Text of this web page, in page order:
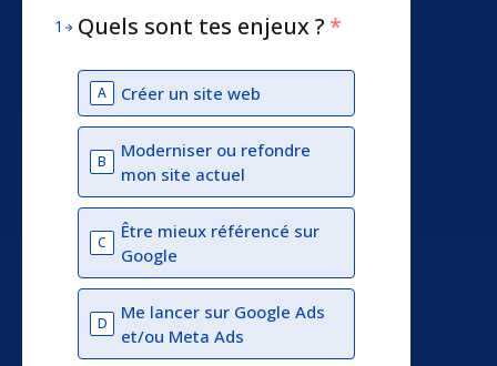
1 Quels sont tes enjeux ? *
A Créer un site web
B
Moderniser ou refondre
mon site actuel
C
Être mieux référencé sur
Google
D
Me lancer sur Google Ads
et/ou Meta Ads